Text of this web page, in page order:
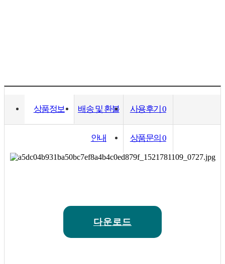
상품정보 배송 및 환불
안내
사용후기0
상품문의0
다운로드